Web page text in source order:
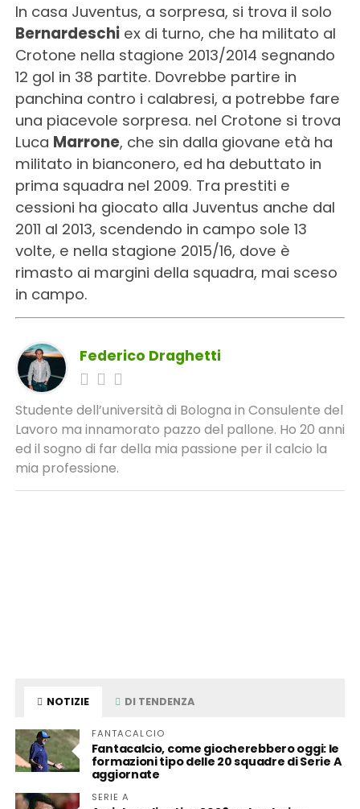
In casa Juventus, a sorpresa, si trova il solo
Bernardeschiex di turno, che ha militato al
Crotone nella stagione 2013/2014 segnando
12 gol in 38 partite. Dovrebbe partire in
panchina contro i calabresi, a potrebbe fare
una piacevole sorpresa. nel Crotone si trova
Luca Marrone, che sin dalla giovane età ha
militato in bianconero, ed ha debuttato in
prima squadra nel 2009. Tra prestiti e
cessioni ha giocato alla Juventus anche dal
2011 al 2013, scendendo in campo sole 13
volte, e nella stagione 2015/16, dove è
rimasto ai margini della squadra, mai sceso
in campo.
Federico Draghetti
Studente dell’università di Bologna in Consulente del
Lavoro ma innamorato pazzo del pallone. Ho 20 anni
ed il sogno di far della mia passione per il calcio la
mia professione.
NOTIZIE DI TENDENZA
FANTACALCIO
Fantacalcio, come giocherebbero oggi: le
formazioni tipo delle 20 squadre di Serie A
aggiornate
SERIE A